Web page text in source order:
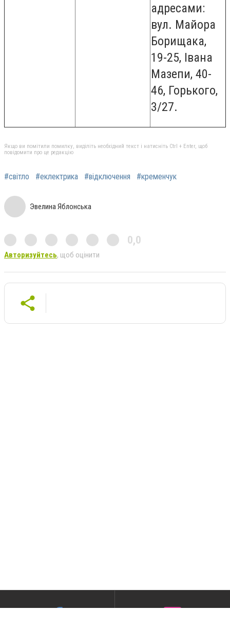
адресами:
вул. Майора
Борищака,
19-25, Івана
Мазепи, 40-
46, Горького,
3/27.
Якщо ви помітили помилку, виділіть необхідний текст і натисніть Ctrl + Enter, щоб
повідомити про це редакцію
#світло #еклектрика #відключення #кременчук
Эвелина Яблонська
0,0
Авторизуйтесь, щоб оцінити